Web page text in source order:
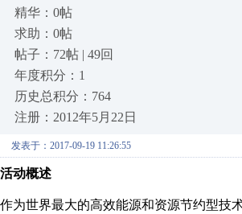
精华：0帖
求助：0帖
帖子：72帖 | 49回
年度积分：1
历史总积分：764
注册：2012年5月22日
发表于：2017-09-19 11:26:55
活动概述
作为世界最大的高效能源和资源节约型技